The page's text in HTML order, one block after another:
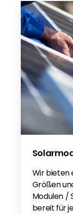
Wir bieten
Größen
Modulen /
bereit für